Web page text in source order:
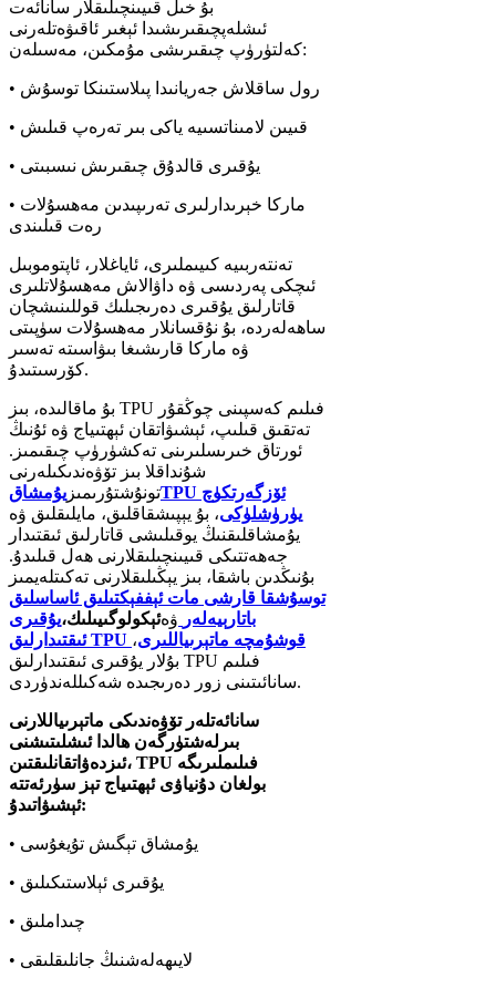
بۇ خىل قىيىنچىلىقلار سانائەت
ئىشلەپچىقىرىشىدا ئېغىر ئاقىۋەتلەرنى
كەلتۈرۈپ چىقىرىشى مۇمكىن، مەسىلەن:
• رول ساقلاش جەريانىدا پىلاستىنكا توسۇش
• قىيىن لامىناتسىيە ياكى بىر تەرەپ قىلىش
• يۇقىرى قالدۇق چىقىرىش نىسبىتى
• ماركا خېرىدارلىرى تەرىپىدىن مەھسۇلات
رەت قىلىندى
تەنتەربىيە كىيىملىرى، ئاياغلار، ئاپتوموبىل
ئىچكى پەردىسى ۋە داۋالاش مەھسۇلاتلىرى
قاتارلىق يۇقىرى دەرىجىلىك قوللىنىشچان
ساھەلەردە، بۇ نۇقسانلار مەھسۇلات سۈپىتى
ۋە ماركا قارىشىغا بىۋاسىتە تەسىر
كۆرسىتىدۇ.
بۇ ماقالىدە، بىز TPU فىلىم كەسپىنى چوڭقۇر
تەتقىق قىلىپ، ئېشىۋاتقان ئېھتىياج ۋە ئۇنىڭ
ئورتاق خىرىسلىرىنى تەكشۈرۈپ چىقىمىز.
شۇنداقلا بىز تۆۋەندىكىلەرنى
تونۇشتۇرىمىز يۇمشاق
TPU ئۆزگەرتكۈچ
يۈرۈشلۈكى، بۇ يېپىشقاقلىق، مايلىقلىق ۋە
يۇمشاقلىقنىڭ يوقىلىشى قاتارلىق ئىقتىدار
جەھەتتىكى قىيىنچىلىقلارنى ھەل قىلىدۇ.
بۇنىڭدىن باشقا، بىز يېڭىلىقلارنى تەكىتلەيمىز
توسۇشقا قارشى مات ئېففېكتىلىق ئاساسلىق
باتارېيەلەر ۋەئېكولوگىيىلىك،يۇقىرى
ئىقتىدارلىق TPU قوشۇمچە ماتېرىياللىرى،
بۇلار يۇقىرى ئىقتىدارلىق TPU فىلىم
سانائىتىنى زور دەرىجىدە شەكىللەندۈردى.
سانائەتلەر تۆۋەندىكى ماتېرىياللارنى
بىرلەشتۈرگەن ھالدا ئىشلىتىشنى
ئىزدەۋاتقانلىقتىن، TPU فىلىملىرىگە
بولغان دۇنياۋى ئېھتىياج تېز سۈرئەتتە
ئېشىۋاتىدۇ:
• يۇمشاق تېگىش تۇيغۇسى
• يۇقىرى ئېلاستىكىلىق
• چىداملىق
• لايىھەلەشنىڭ جانلىقلىقى